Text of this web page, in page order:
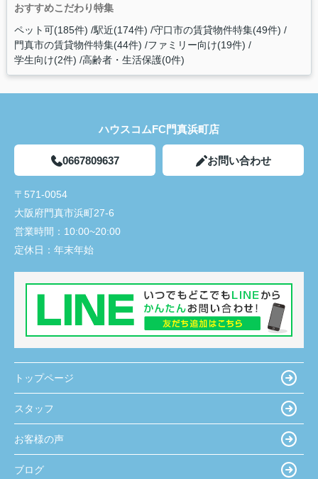
おすすめこだわり特集
ペット可(185件) 駅近(174件) 守口市の賃貸物件特集(49件)
門真市の賃貸物件特集(44件) ファミリー向け(19件)
学生向け(2件) 高齢者・生活保護(0件)
ハウスコムFC門真浜町店
0667809637 お問い合わせ
〒571-0054
大阪府門真市浜町27-6
営業時間： 10:00~20:00
定休日： 年末年始
トップページ
スタッフ
お客様の声
ブログ